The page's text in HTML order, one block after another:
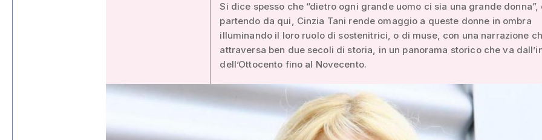
Si dice spesso che “dietro ogni grande uomo ci sia una grande donna”,
partendo da qui, Cinzia Tani rende omaggio a queste donne in ombra
illuminando il loro ruolo di sostenitrici, o di muse, con una narrazione
attraversa ben due secoli di storia, in un panorama storico che va
dell’Ottocento fino al Novecento.